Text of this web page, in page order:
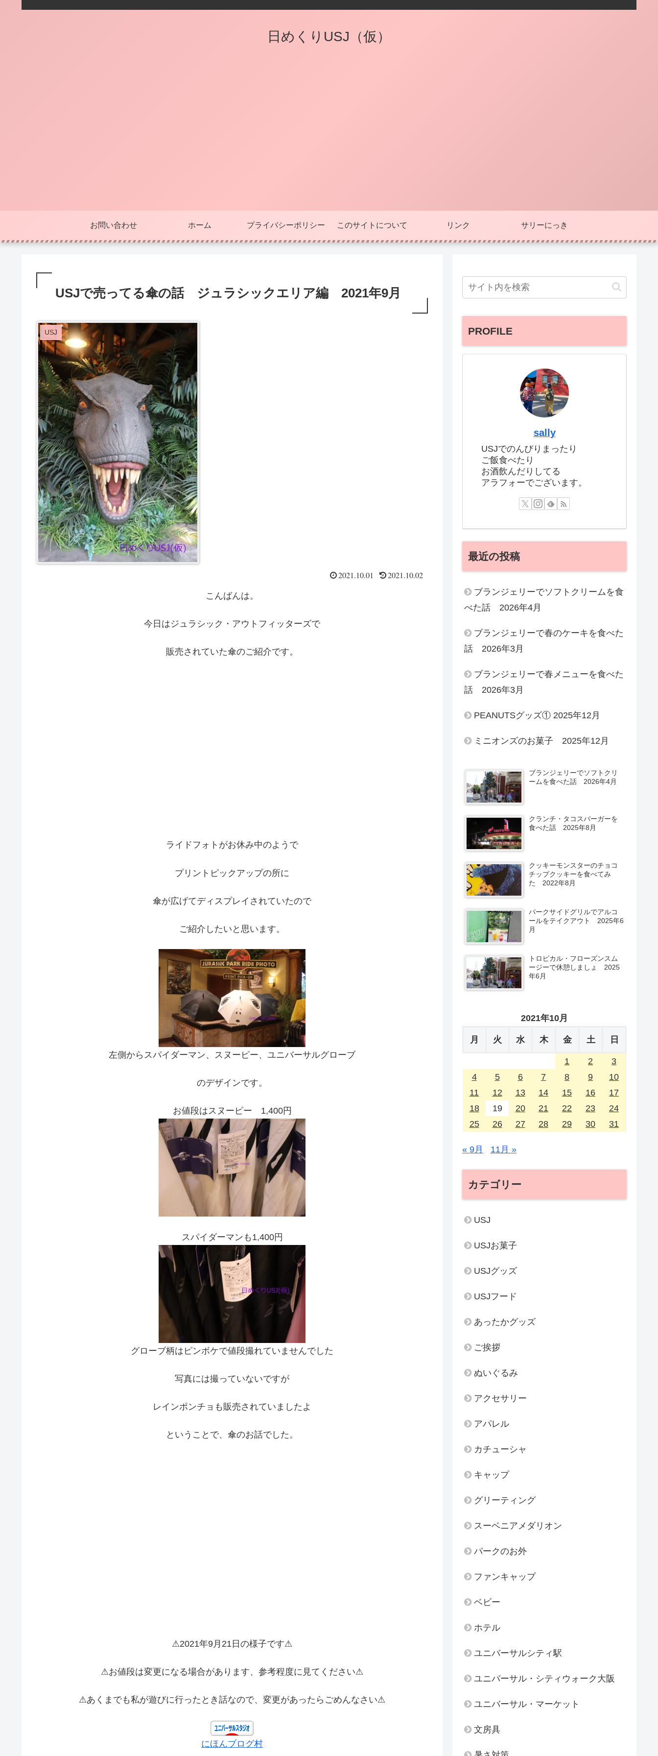
日めくりUSJ（仮）
お問い合わせ ホーム プライバシーポリシー このサイトについて リンク サリーにっき
USJで売ってる傘の話 ジュラシックエリア編 2021年9月
USJ
2021.10.01 2021.10.02
こんばんは。
今日はジュラシック・アウトフィッターズで
販売されていた傘のご紹介です。
ライドフォトがお休み中のようで
プリントピックアップの所に
傘が広げてディスプレイされていたので
ご紹介したいと思います。
左側からスパイダーマン、スヌーピー、ユニバーサルグローブ
のデザインです。
お値段はスヌーピー 1,400円
スパイダーマンも1,400円
グローブ柄はピンボケで値段撮れていませんでした
写真には撮っていないですが
レインポンチョも販売されていましたよ
ということで、傘のお話でした。
⚠2021年9月21日の様子です⚠
⚠お値段は変更になる場合があります、参考程度に見てください⚠
⚠あくまでも私が遊びに行ったとき話なので、変更があったらごめんなさい⚠
にほんブログ村
PROFILE
sally
USJでのんびりまったり
ご飯食べたり
お酒飲んだりしてる
アラフォーでございます。
最近の投稿
ブランジェリーでソフトクリームを食
べた話 2026年4月
ブランジェリーで春のケーキを食べた
話 2026年3月
ブランジェリーで春メニューを食べた
話 2026年3月
PEANUTSグッズ① 2025年12月
ミニオンズのお菓子 2025年12月
ブランジェリーでソフトクリ
ームを食べた話 2026年4月
クランチ・タコスバーガーを
食べた話 2025年8月
クッキーモンスターのチョコ
チップクッキーを食べてみ
た 2022年8月
パークサイドグリルでアルコ
ールをテイクアウト 2025年6
月
トロピカル・フローズンスム
ージーで休憩しましょ 2025
年6月
2021年10月
月 火 水 木 金 土 日
1 2
3
4
5 6 7 8 9
10
11
12 13 14 15 16
17
18
19 20 21 22 23
24
25
26 27 28 29 30 31
« 9月 11月 »
カテゴリー
USJ
USJお菓子
USJグッズ
USJフード
あったかグッズ
ご挨拶
ぬいぐるみ
アクセサリー
アパレル
カチューシャ
キャップ
グリーティング
スーベニアメダリオン
パークのお外
ファンキャップ
ベビー
ホテル
ユニバーサルシティ駅
ユニバーサル・シティウォーク大阪
ユニバーサル・マーケット
文房具